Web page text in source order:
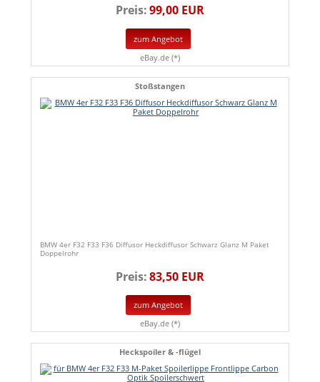
Preis:99,00 EUR
zum Angebot
eBay.de (*)
Stoßstangen
BMW 4er F32 F33 F36 Diffusor Heckdiffusor Schwarz Glanz M Paket
Doppelrohr
Preis:83,50 EUR
zum Angebot
eBay.de (*)
Heckspoiler & -flügel